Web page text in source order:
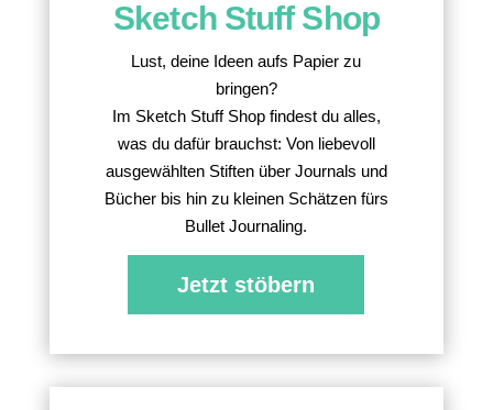
Sketch Stuff Shop
Lust, deine Ideen aufs Papier zu
bringen?
Im Sketch Stuff Shop findest du alles,
was du dafür brauchst: Von liebevoll
ausgewählten Stiften über Journals und
Bücher bis hin zu kleinen Schätzen fürs
Bullet Journaling.
Jetzt stöbern